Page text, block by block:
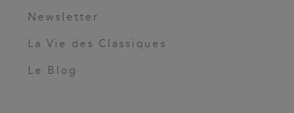
Newsletter
La Vie des Classiques
Le Blog